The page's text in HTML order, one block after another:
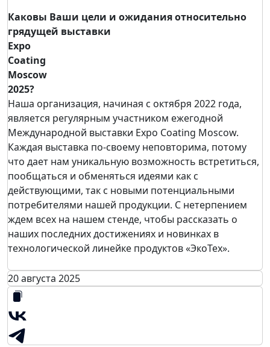
Каковы Ваши цели и ожидания относительно
грядущей выставки
Expo
Coating
Moscow
2025?
Наша организация, начиная с октября 2022 года,
является регулярным участником ежегодной
Международной выставки Expo Coating Moscow.
Каждая выставка по-своему неповторима, потому
что дает нам уникальную возможность встретиться,
пообщаться и обменяться идеями как с
действующими, так с новыми потенциальными
потребителями нашей продукции. С нетерпением
ждем всех на нашем стенде, чтобы рассказать о
наших последних достижениях и новинках в
технологической линейке продуктов «ЭкоТех».
20 августа 2025